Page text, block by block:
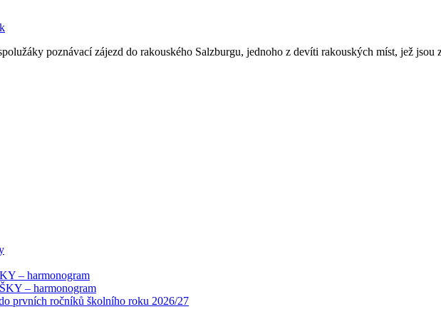
poznávací zájezd do rakouského Salzburgu, jednoho z devíti rakouských míst, jež
– harmonogram
– harmonogram
prvních ročníků školního roku 2026/27